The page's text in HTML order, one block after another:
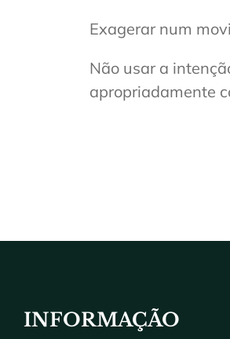
Exagerar num
Não usar a
apropriadamente
INFORMAÇÃO